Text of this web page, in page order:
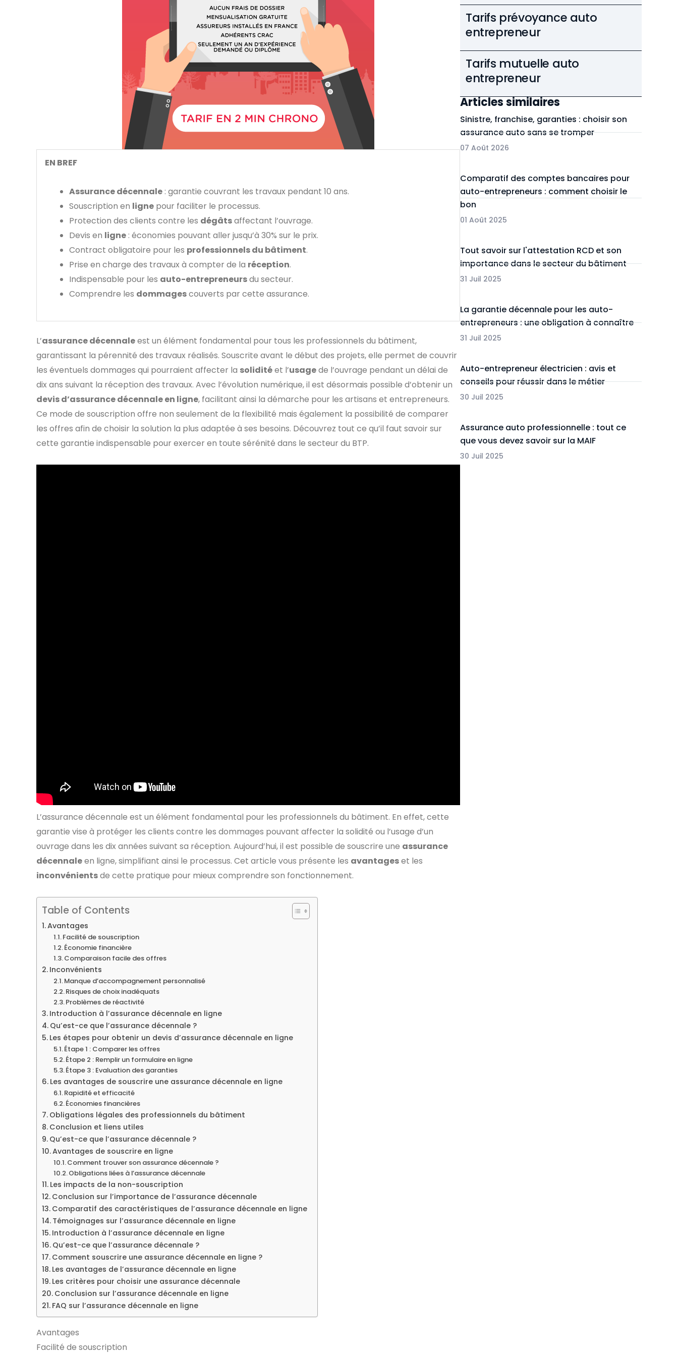
Tarifs prévoyance auto
entrepreneur
Tarifs mutuelle auto
entrepreneur
Articles similaires
Sinistre, franchise, garanties : choisir son
assurance auto sans se tromper
07 Août 2026
Comparatif des comptes bancaires pour
auto-entrepreneurs : comment choisir le
bon
01 Août 2025
Tout savoir sur l'attestation RCD et son
importance dans le secteur du bâtiment
31 Juil 2025
La garantie décennale pour les auto-
entrepreneurs : une obligation à connaître
31 Juil 2025
Auto-entrepreneur électricien : avis et
conseils pour réussir dans le métier
30 Juil 2025
Assurance auto professionnelle : tout ce
que vous devez savoir sur la MAIF
30 Juil 2025
EN BREF
Assurance décennale : garantie couvrant les travaux pendant 10 ans.
Souscription en ligne pour faciliter le processus.
Protection des clients contre les dégâtsaffectant l’ouvrage.
Devis en ligne : économies pouvant aller jusqu’à 30% sur le prix.
Contract obligatoire pour les professionnels du bâtiment.
Prise en charge des travaux à compter de la réception.
Indispensable pour les auto-entrepreneursdu secteur.
Comprendre les dommagescouverts par cette assurance.
L’assurance décennaleest un élément fondamental pour tous les professionnels du bâtiment,
garantissant la pérennité des travaux réalisés. Souscrite avant le début des projets, elle permet de couvrir
les éventuels dommages qui pourraient affecter la soliditéet l’usagede l’ouvrage pendant un délai de
dix ans suivant la réception des travaux. Avec l’évolution numérique, il est désormais possible d’obtenir un
devis d’assurance décennale en ligne, facilitant ainsi la démarche pour les artisans et entrepreneurs.
Ce mode de souscription offre non seulement de la flexibilité mais également la possibilité de comparer
les offres afin de choisir la solution la plus adaptée à ses besoins. Découvrez tout ce qu’il faut savoir sur
cette garantie indispensable pour exercer en toute sérénité dans le secteur du BTP.
L’assurance décennale est un élément fondamental pour les professionnels du bâtiment. En effet, cette
garantie vise à protéger les clients contre les dommages pouvant affecter la solidité ou l’usage d’un
ouvrage dans les dix années suivant sa réception. Aujourd’hui, il est possible de souscrire une assurance
décennaleen ligne, simplifiant ainsi le processus. Cet article vous présente les avantageset les
inconvénientsde cette pratique pour mieux comprendre son fonctionnement.
Table of Contents
Avantages
Facilité de souscription
Économie financière
Comparaison facile des offres
Inconvénients
Manque d’accompagnement personnalisé
Risques de choix inadéquats
Problèmes de réactivité
Introduction à l’assurance décennale en ligne
Qu’est-ce que l’assurance décennale ?
Les étapes pour obtenir un devis d’assurance décennale en ligne
Étape 1 : Comparer les offres
Étape 2 : Remplir un formulaire en ligne
Étape 3 : Evaluation des garanties
Les avantages de souscrire une assurance décennale en ligne
Rapidité et efficacité
Économies financières
Obligations légales des professionnels du bâtiment
Conclusion et liens utiles
Qu’est-ce que l’assurance décennale ?
Avantages de souscrire en ligne
Comment trouver son assurance décennale ?
Obligations liées à l’assurance décennale
Les impacts de la non-souscription
Conclusion sur l’importance de l’assurance décennale
Comparatif des caractéristiques de l’assurance décennale en ligne
Témoignages sur l’assurance décennale en ligne
Introduction à l’assurance décennale en ligne
Qu’est-ce que l’assurance décennale ?
Comment souscrire une assurance décennale en ligne ?
Les avantages de l’assurance décennale en ligne
Les critères pour choisir une assurance décennale
Conclusion sur l’assurance décennale en ligne
FAQ sur l’assurance décennale en ligne
Avantages
Facilité de souscription